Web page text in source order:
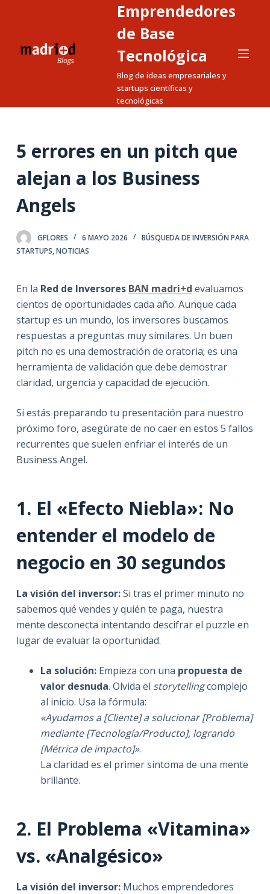
a
o
d
Emprendedores
de Base
Tecnológica
Blog de ideas empresariales y
startups científicas y
tecnológicas
5 errores en un pitch que
alejan a los Business
Angels
GFLORES 6 MAYO 2026
BÚSQUEDA DE INVERSIÓN PARA
STARTUPS,NOTICIAS
En la Red de Inversores BAN madri+d evaluamos
cientos de oportunidades cada año. Aunque cada
startup es un mundo, los inversores buscamos
respuestas a preguntas muy similares. Un buen
pitch no es una demostración de oratoria; es una
herramienta de validación que debe demostrar
claridad, urgencia y capacidad de ejecución.
Si estás preparando tu presentación para nuestro
próximo foro, asegúrate de no caer en estos 5 fallos
recurrentes que suelen enfriar el interés de un
Business Angel.
1. El «Efecto Niebla»: No
entender el modelo de
negocio en 30 segundos
La visión del inversor:Si tras el primer minuto no
sabemos qué vendes y quién te paga, nuestra
mente desconecta intentando descifrar el puzzle en
lugar de evaluar la oportunidad.
La solución:Empieza con una propuesta de
valor desnuda. Olvida el storytellingcomplejo
al inicio. Usa la fórmula:
«Ayudamos a [Cliente] a solucionar [Problema]
mediante [Tecnología/Producto], logrando
[Métrica de impacto]».
La claridad es el primer síntoma de una mente
brillante.
2. El Problema «Vitamina»
vs. «Analgésico»
La visión del inversor:Muchos emprendedores